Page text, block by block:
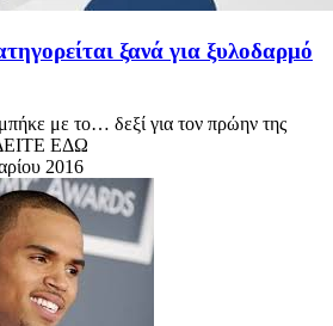
ξανά για ξυλοδαρμό
με το… δεξί για τον πρώην της
ΕΔΩ
2016